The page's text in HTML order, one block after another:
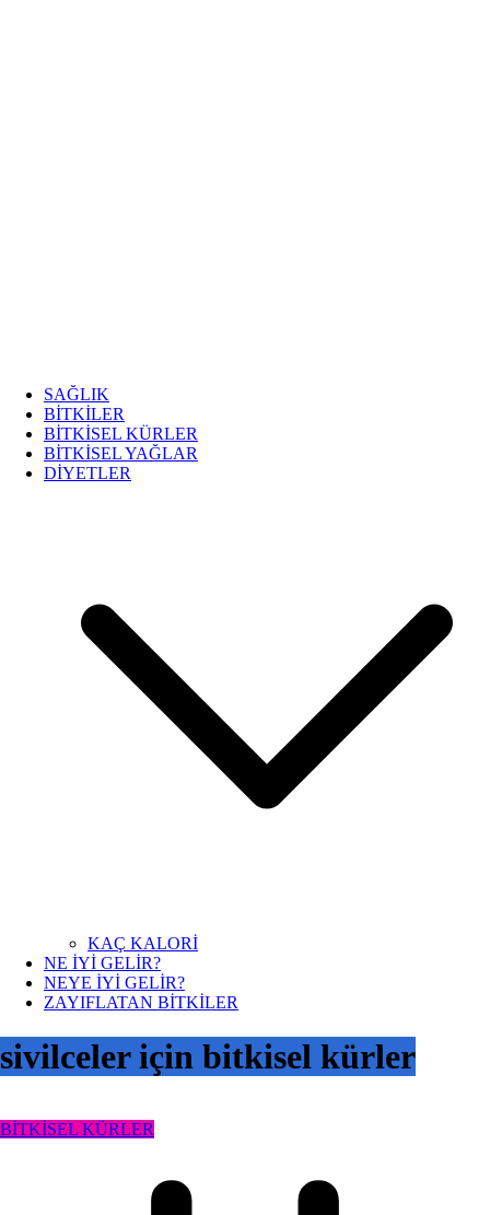
SAĞLIK
BİTKİLER
BİTKİSEL KÜRLER
BİTKİSEL YAĞLAR
DİYETLER
KAÇ KALORİ
NE İYİ GELİR?
NEYE İYİ GELİR?
ZAYIFLATAN BİTKİLER
sivilceler için bitkisel kürler
BİTKİSEL KÜRLER